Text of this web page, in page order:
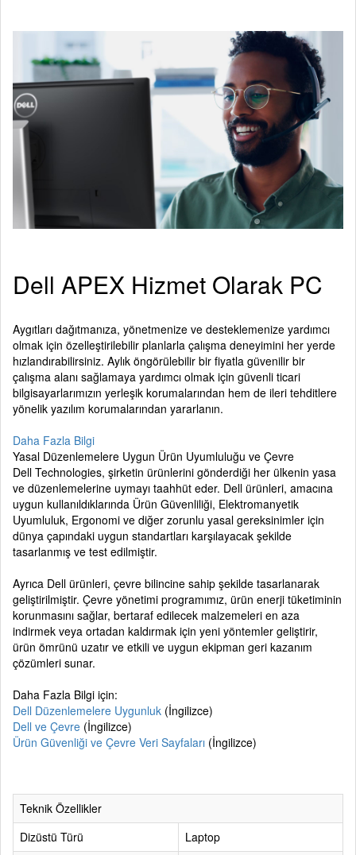
Dell APEX Hizmet Olarak PC
Aygıtları dağıtmanıza, yönetmenize ve desteklemenize yardımcı
olmak için özelleştirilebilir planlarla çalışma deneyimini her yerde
hızlandırabilirsiniz. Aylık öngörülebilir bir fiyatla güvenilir bir
çalışma alanı sağlamaya yardımcı olmak için güvenli ticari
bilgisayarlarımızın yerleşik korumalarından hem de ileri tehditlere
yönelik yazılım korumalarından yararlanın.
Daha Fazla Bilgi
Yasal Düzenlemelere Uygun Ürün Uyumluluğu ve Çevre
Dell Technologies, şirketin ürünlerini gönderdiği her ülkenin yasa
ve düzenlemelerine uymayı taahhüt eder. Dell ürünleri, amacına
uygun kullanıldıklarında Ürün Güvenliliği, Elektromanyetik
Uyumluluk, Ergonomi ve diğer zorunlu yasal gereksinimler için
dünya çapındaki uygun standartları karşılayacak şekilde
tasarlanmış ve test edilmiştir.
Ayrıca Dell ürünleri, çevre bilincine sahip şekilde tasarlanarak
geliştirilmiştir. Çevre yönetimi programımız, ürün enerji tüketiminin
korunmasını sağlar, bertaraf edilecek malzemeleri en aza
indirmek veya ortadan kaldırmak için yeni yöntemler geliştirir,
ürün ömrünü uzatır ve etkili ve uygun ekipman geri kazanım
çözümleri sunar.
Daha Fazla Bilgi için:
Dell Düzenlemelere Uygunluk (İngilizce)
Dell ve Çevre (İngilizce)
Ürün Güvenliği ve Çevre Veri Sayfaları (İngilizce)
Teknik Özellikler
Dizüstü Türü
Laptop